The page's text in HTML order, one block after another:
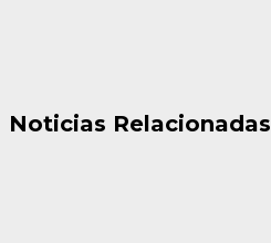
Noticias Relacionadas